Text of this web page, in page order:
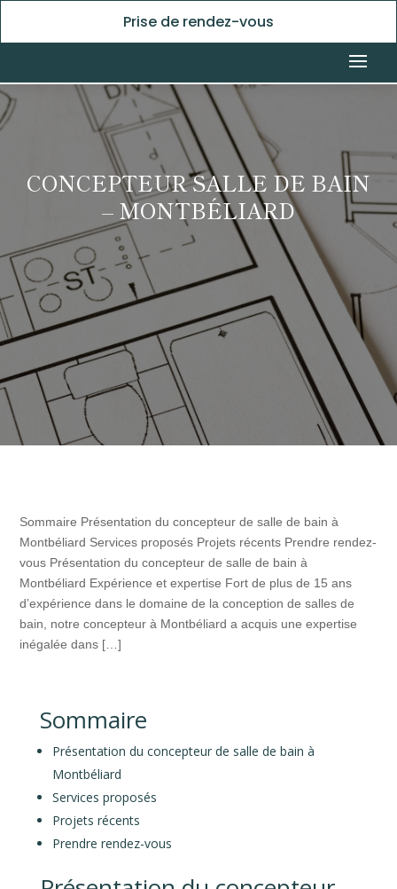
Prise de rendez-vous
CONCEPTEUR SALLE DE BAIN
– MONTBÉLIARD
Sommaire Présentation du concepteur de salle de bain à
Montbéliard Services proposés Projets récents Prendre rendez-
vous Présentation du concepteur de salle de bain à
Montbéliard Expérience et expertise Fort de plus de 15 ans
d’expérience dans le domaine de la conception de salles de
bain, notre concepteur à Montbéliard a acquis une expertise
inégalée dans […]
Sommaire
Présentation du concepteur de salle de bain à
Montbéliard
Services proposés
Projets récents
Prendre rendez-vous